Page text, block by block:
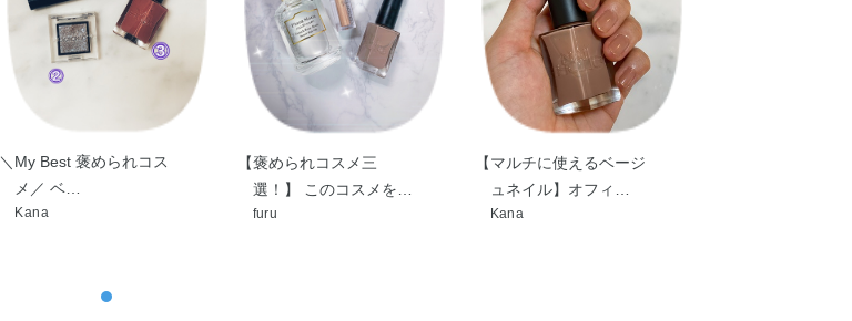
＼My Best 褒められコス
メ／ ベ…
Kana
【褒められコスメ三
選！】 このコスメを…
furu
【マルチに使えるベージ
ュネイル】オフィ…
Kana